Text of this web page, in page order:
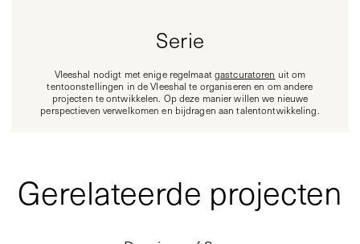
Serie
Vleeshal nodigt met enige regelmaatgastcuratoren uit om
tentoonstellingen in de Vleeshal te organiseren en om andere
projecten te ontwikkelen. Op deze manier willen we nieuwe
perspectieven verwelkomen en bijdragen aan talentontwikkeling.
Gerelateerde projecten